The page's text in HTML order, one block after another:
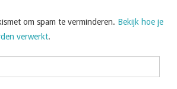
om spam te verminderen. Bekijk hoe je
verwerkt.